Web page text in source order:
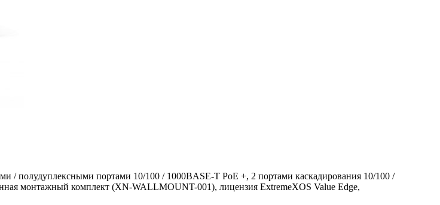
/ полудуплексными портами 10/100 / 1000BASE-T PoE +, 2 портами каскадирования 10/100 /
монтажный комплект (XN-WALLMOUNT-001), лицензия ExtremeXOS Value Edge,